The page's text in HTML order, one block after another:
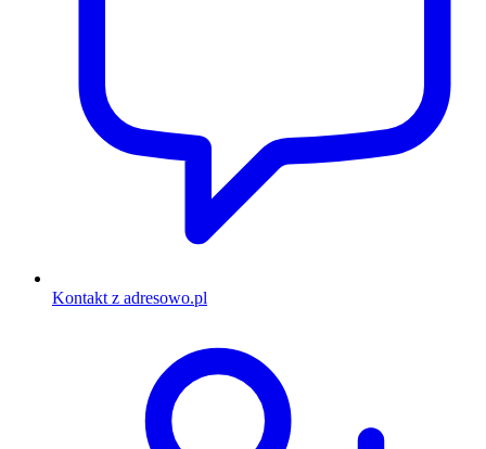
Kontakt z adresowo.pl